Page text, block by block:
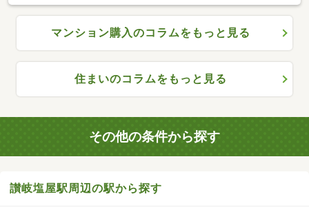
マンション購入のコラムをもっと見る
住まいのコラムをもっと見る
その他の条件から探す
讃岐塩屋駅周辺の駅から探す